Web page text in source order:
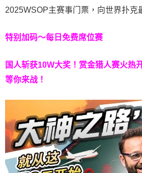
2025WSOP主赛事门票，向世界扑克
特别加码～每日免费席位赛
国人斩获10W大奖！ 赏金猎人赛火热
等你来战！